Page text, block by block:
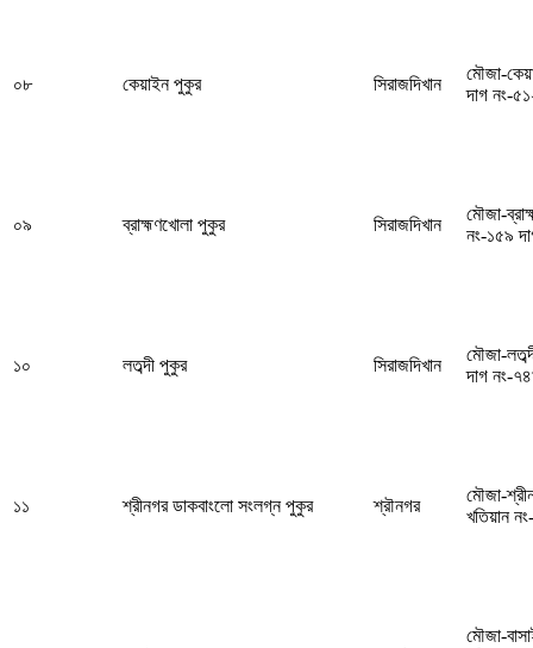
০৮ কেয়াইন পুকুর সিরাজদিখান
মৌজা-
দাগ নং-
০৯ ব্রাহ্মণখোলা পুকুর সিরাজদিখান
মৌজা-
নং-১৫৯
১০ লতব্দী পুকুর সিরাজদিখান
মৌজা-
দাগ নং-
১১ শ্রীনগর ডাকবাংলো সংলগ্ন পুকুর শ্রৗনগর
মৌজা-
খতিয়ান
মৌজা-